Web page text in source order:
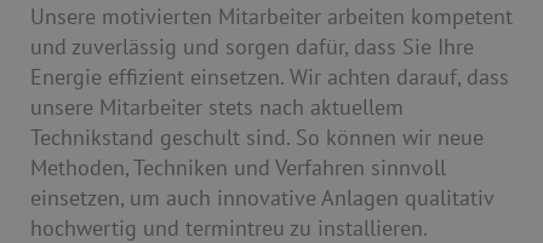
Unsere motivierten Mitarbeiter arbeiten kompetent
und zuverlässig und sorgen dafür, dass Sie Ihre
Energie effizient einsetzen. Wir achten darauf, dass
unsere Mitarbeiter stets nach aktuellem
Technikstand geschult sind. So können wir neue
Methoden, Techniken und Verfahren sinnvoll
einsetzen, um auch innovative Anlagen qualitativ
hochwertig und termintreu zu installieren.